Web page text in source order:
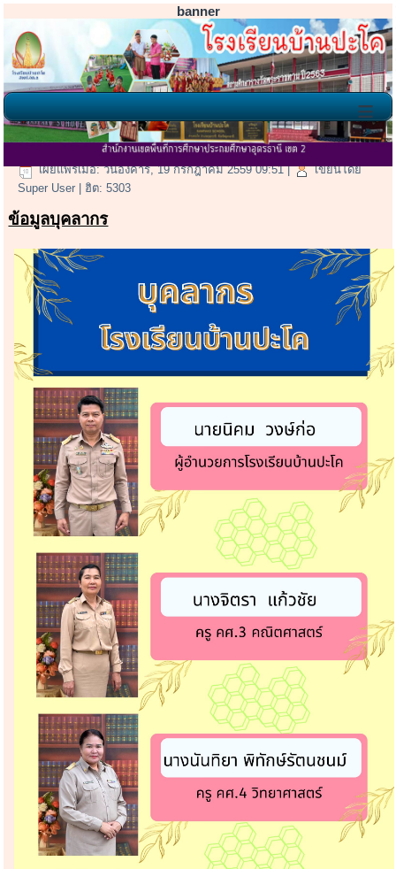
banner
≡
ข้อมูลบุคลากร และ นักเรียน
เผยแพร่เมื่อ: วันอังคาร, 19 กรกฎาคม 2559 09:51|
เขียนโดย
Super User | ฮิต: 5303
ข้อมูลบุคลากร